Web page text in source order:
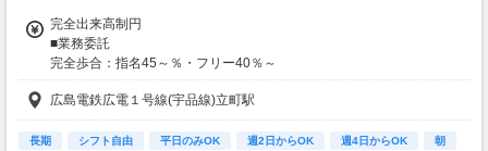
ュー！
美容好きにぴったりの、楽しみながらできるお
仕事です。
・案件数 ：10～20件
・所要時間：10～20分
・謝礼金 ：500PT（1P＝1円）＋商品提供あ
完全出来高制円
■業務委託
完全歩合：指名45～％・フリー40％～
月35万保障…月22日以上実施の場合(相談可) or 新規・フリー/指名歩合
60％
■手当（撮影/指名/成績優秀者）
広島電鉄広電１号線(宇品線)立町駅
長期 シフト自由 平日のみOK 週2日からOK 週4日からOK
朝